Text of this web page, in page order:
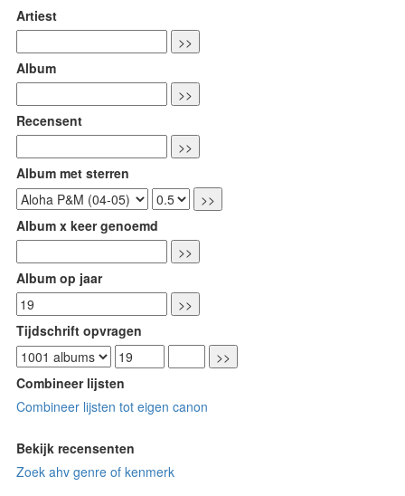
Artiest
Album
Recensent
Album met sterren
Album x keer genoemd
Album op jaar
Tijdschrift opvragen
Combineer lijsten
Combineer lijsten tot eigen canon
Bekijk recensenten
Zoek ahv genre of kenmerk